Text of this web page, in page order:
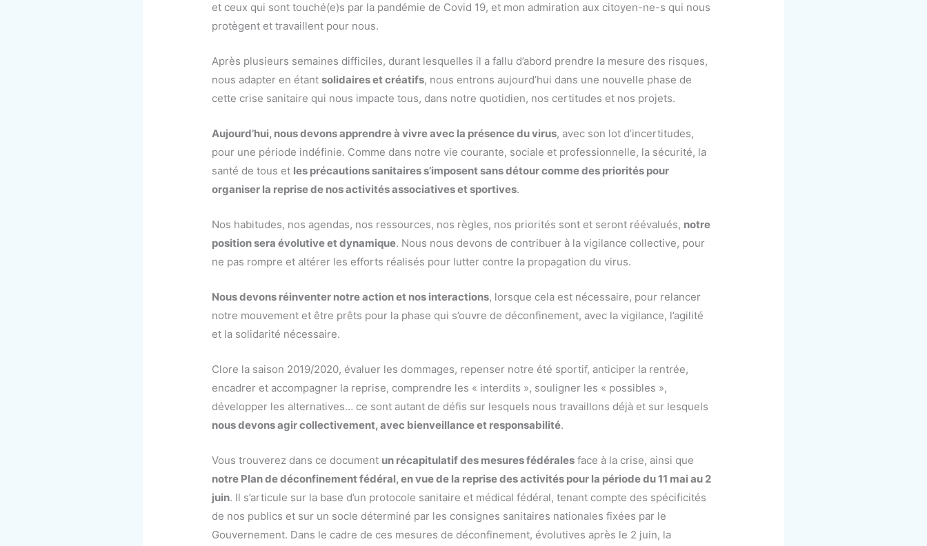
et ceux qui sont touché(e)s par la pandémie de Covid 19, et mon admiration aux citoyen-ne-s qui nous
protègent et travaillent pour nous.
Après plusieurs semaines difficiles, durant lesquelles il a fallu d’abord prendre la mesure des risques,
nous adapter en étantsolidaires et créatifs, nous entrons aujourd’hui dans une nouvelle phase de
cette crise sanitaire qui nous impacte tous, dans notre quotidien, nos certitudes et nos projets.
Aujourd’hui, nous devons apprendre à vivre avec la présence du virus, avec son lot d’incertitudes,
pour une période indéfinie. Comme dans notre vie courante, sociale et professionnelle, la sécurité, la
santé de tous et les précautions sanitaires s’imposent sans détour comme des priorités pour
organiser la reprise de nos activités associatives et sportives.
Nos habitudes, nos agendas, nos ressources, nos règles, nos priorités sont et seront réévalués, notre
position sera évolutive et dynamique. Nous nous devons de contribuer à la vigilance collective, pour
ne pas rompre et altérer les efforts réalisés pour lutter contre la propagation du virus.
Nous devons réinventer notre action et nos interactions, lorsque cela est nécessaire, pour relancer
notre mouvement et être prêts pour la phase qui s’ouvre de déconfinement, avec la vigilance, l’agilité
et la solidarité nécessaire.
Clore la saison 2019/2020, évaluer les dommages, repenser notre été sportif, anticiper la rentrée,
encadrer et accompagner la reprise, comprendre les « interdits », souligner les « possibles »,
développer les alternatives… ce sont autant de défis sur lesquels nous travaillons déjà et sur lesquels
nous devons agir collectivement, avec bienveillance et responsabilité.
Vous trouverez dans ce document un récapitulatif des mesures fédérales face à la crise, ainsi que
notre Plan de déconfinement fédéral, en vue de la reprise des activités pour la période du 11 mai au 2
juin. Il s’articule sur la base d’un protocole sanitaire et médical fédéral, tenant compte des spécificités
de nos publics et sur un socle déterminé par les consignes sanitaires nationales fixées par le
Gouvernement. Dans le cadre de ces mesures de déconfinement, évolutives après le 2 juin, la